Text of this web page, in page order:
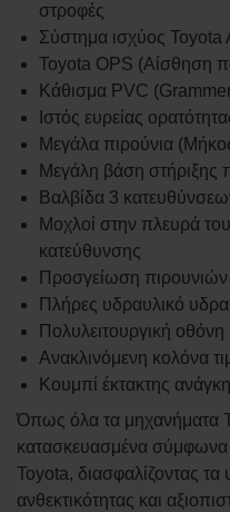
στροφές
Σύστημα ισχύος Toyota
Toyota OPS (Αίσθηση
Κάθισμα PVC
Ιστός ευρείας
Μεγάλα πιρούνια
Μεγάλη βάση στήριξης
Βαλβίδα 3
Μοχλοί στην πλευρά
κατεύθυνσης
Προσγείωση
Πλήρες υδραυλικό
Πολυλειτουργική οθόνη
Ανακλινόμενη κολόνα
Κουμπί έκτακτης
Όπως όλα τα μηχανήματα
κατασκευασμένα
Toyota, διασφαλίζοντας
ανθεκτικότητας και